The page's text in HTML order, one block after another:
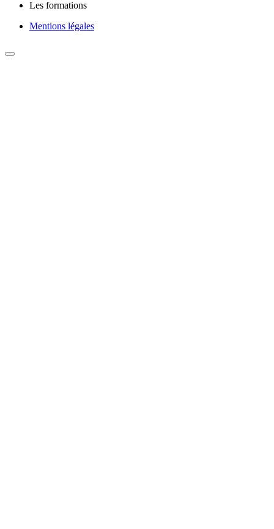
Les formations
Mentions légales